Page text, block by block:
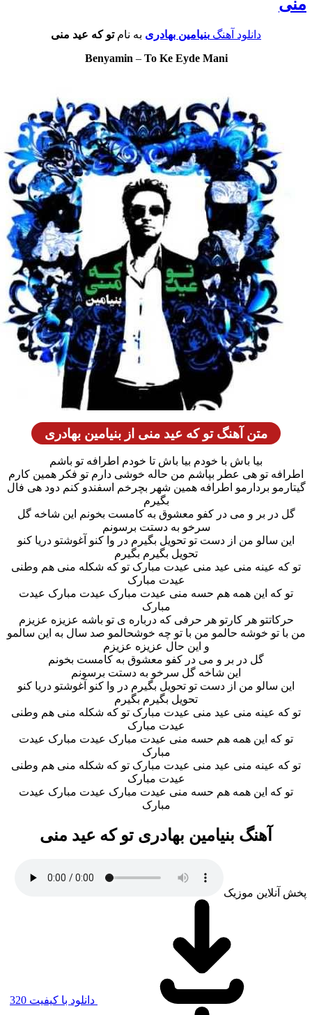
دانلود آهنگ بنیامین بهادریبه نام تو که عید منی
Benyamin–To Ke Eyde Mani
متن آهنگ تو که عید منی از بنیامین بهادری
بیا باش با خودم بیا باش تا خودم اطرافه تو باشم
تو هی عطر بپاشم من حاله خوشی دارم تو فکر همین کارم
بردارمو اطرافه همین شهر بچرخم اسفندو کنم دود هی فال
در بر و می در کفو معشوق به کامست بخونم این شاخه گل
سرخو به دستت برسونم
سالو من از دست تو تحویل بگیرم در وا کنو آغوشتو دریا کنو
تحویل بگیرم بگیرم
عینه منی عید منی عیدت مبارک تو که شکله منی هم وطنی
عیدت مبارک
که این همه هم حسه منی عیدت مبارک عیدت مبارک عیدت
مبارک
هر کارتو هر حرفی که درباره ی تو باشه عزیزه عزیزم
تو خوشه حالمو من با تو چه خوشحالمو صد سال به این سالمو
و این حال عزیزه عزیزم
گل در بر و می در کفو معشوق به کامست بخونم
این شاخه گل سرخو به دستت برسونم
سالو من از دست تو تحویل بگیرم در وا کنو آغوشتو دریا کنو
تحویل بگیرم بگیرم
عینه منی عید منی عیدت مبارک تو که شکله منی هم وطنی
عیدت مبارک
که این همه هم حسه منی عیدت مبارک عیدت مبارک عیدت
مبارک
عینه منی عید منی عیدت مبارک تو که شکله منی هم وطنی
عیدت مبارک
که این همه هم حسه منی عیدت مبارک عیدت مبارک عیدت
مبارک
آهنگ بنیامین بهادری تو که عید منی
موزیک
دانلود با کیفیت 320